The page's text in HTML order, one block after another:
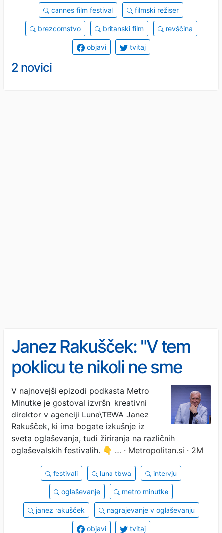
cannes film festival filmski režiser
brezdomstvo britanski film revščina
objavi tvitaj
2 novici
Janez Rakušček: "V tem
poklicu te nikoli ne sme
zapustiti radovednost!"
(podkast)
V najnovejši epizodi podkasta Metro
Minutke je gostoval izvršni kreativni
direktor v agenciji Luna\TBWA Janez
Rakušček, ki ima bogate izkušnje iz
sveta oglaševanja, tudi žiriranja na različnih
oglaševalskih festivalih. 👇 … · Metropolitan.si · 2M
festivali luna tbwa intervju
oglaševanje metro minutke
janez rakušček nagrajevanje v oglaševanju
objavi tvitaj